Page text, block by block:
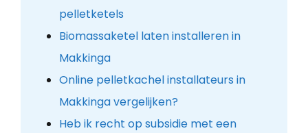
pelletketels
Biomassaketel laten installeren in
Makkinga
Online pelletkachel installateurs in
Makkinga vergelijken?
Heb ik recht op subsidie met een